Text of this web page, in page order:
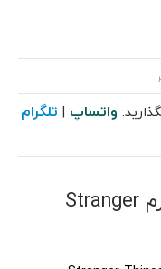
واتساپ | تلگرام
جزئیات جدیدی از فصل چهارم Stranger